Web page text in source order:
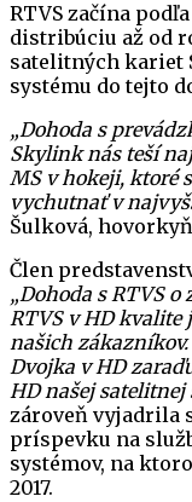
RTVS začína
distribúciu až od
satelitných kariet
systému do tejto
„Dohoda s
Skylink nás teší
MS v hokeji, ktoré
vychutnať v
Šulková,
Člen
„Dohoda s RTVS
RTVS v HD kvalite
našich
Dvojka v HD
HD našej satelitnej
zároveň vyjadrila
príspevku na
systémov, na
2017.